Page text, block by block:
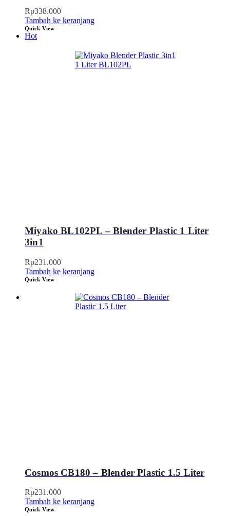
Rp338.000
Tambah ke keranjang
Quick View
Hot
Miyako BL102PL – Blender Plastic 1 Liter
3in1
Rp231.000
Tambah ke keranjang
Quick View
Cosmos CB180 – Blender Plastic 1.5 Liter
Rp231.000
Tambah ke keranjang
Quick View